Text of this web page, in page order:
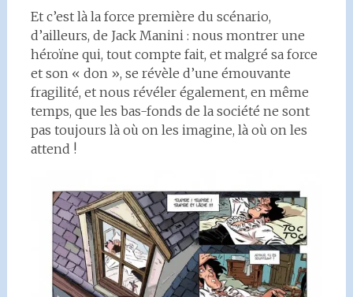
Et c’est là la force première du scénario,
d’ailleurs, de Jack Manini : nous montrer une
héroïne qui, tout compte fait, et malgré sa force
et son « don », se révèle d’une émouvante
fragilité, et nous révéler également, en même
temps, que les bas-fonds de la société ne sont
pas toujours là où on les imagine, là où on les
attend !